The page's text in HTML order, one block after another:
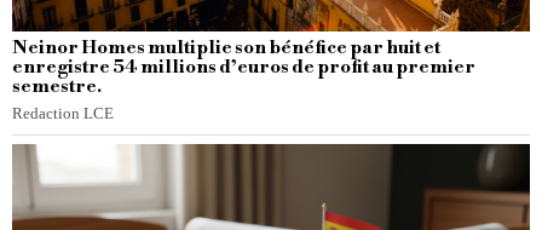
Neinor Homes multiplie son bénéfice par huit et
enregistre 54 millions d’euros de profit au premier
semestre.
Redaction LCE